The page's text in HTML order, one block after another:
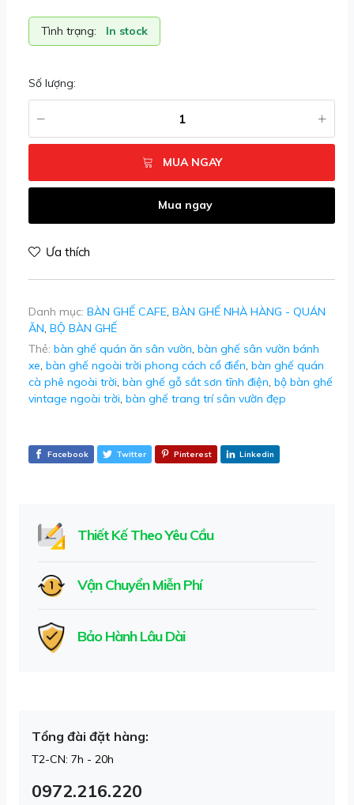
Tình trạng: In stock
Số lượng:
MUA NGAY
Mua ngay
Ưa thích
Danh mục: BÀN GHẾ CAFE, BÀN GHẾ NHÀ HÀNG - QUÁN
ĂN, BỘ BÀN GHẾ
Thẻ: bàn ghế quán ăn sân vườn, bàn ghế sân vườn bánh
xe, bàn ghế ngoài trời phong cách cổ điển, bàn ghế quán
cà phê ngoài trời, bàn ghế gỗ sắt sơn tĩnh điện, bộ bàn ghế
vintage ngoài trời, bàn ghế trang trí sân vườn đẹp
Facebook Twitter Pinterest Linkedin
Thiết Kế Theo Yêu Cầu
Vận Chuyển Miễn Phí
Bảo Hành Lâu Dài
Tổng đài đặt hàng:
T2-CN: 7h - 20h
0972.216.220